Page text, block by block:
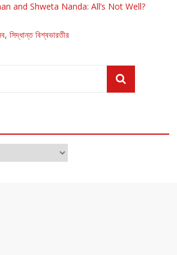
and Shweta Nanda: All’s Not Well?
সিদ্ধান্ত বিশ্বভারতীর